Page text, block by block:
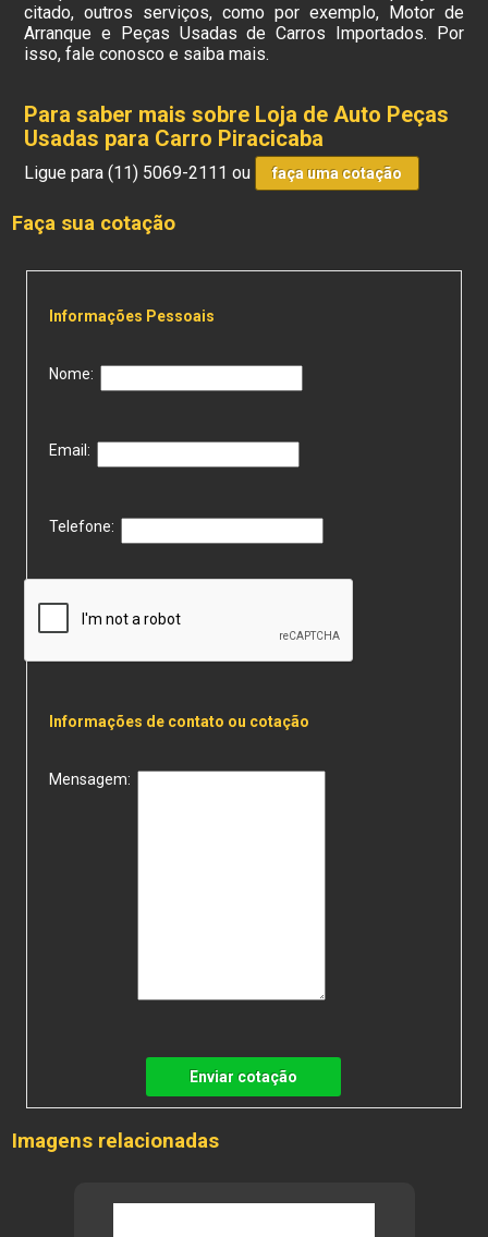
citado, outros serviços, como por exemplo, Motor de
Arranque e Peças Usadas de Carros Importados. Por
isso, fale conosco e saiba mais.
Para saber mais sobre Loja de Auto Peças
Usadas para Carro Piracicaba
Ligue para(11) 5069-2111 ou faça uma cotação
Faça sua cotação
Informações Pessoais
Nome:
Email:
Telefone:
Informações de contato ou cotação
Mensagem:
Enviar cotação
Imagens relacionadas